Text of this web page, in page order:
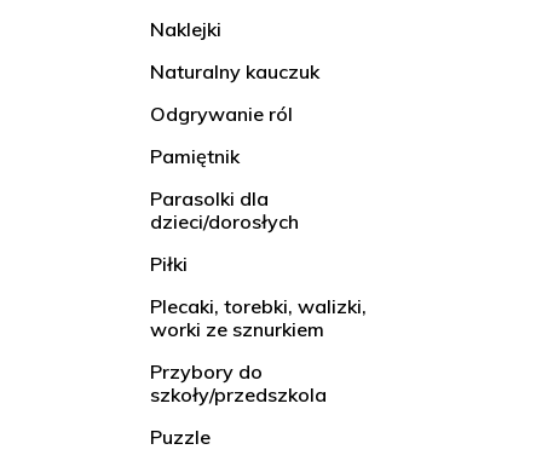
Naklejki
Naturalny kauczuk
Odgrywanie ról
Pamiętnik
Parasolki dla
dzieci/dorosłych
Piłki
Plecaki, torebki, walizki,
worki ze sznurkiem
Przybory do
szkoły/przedszkola
Puzzle